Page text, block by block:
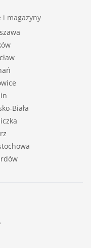
i magazyny
Biała